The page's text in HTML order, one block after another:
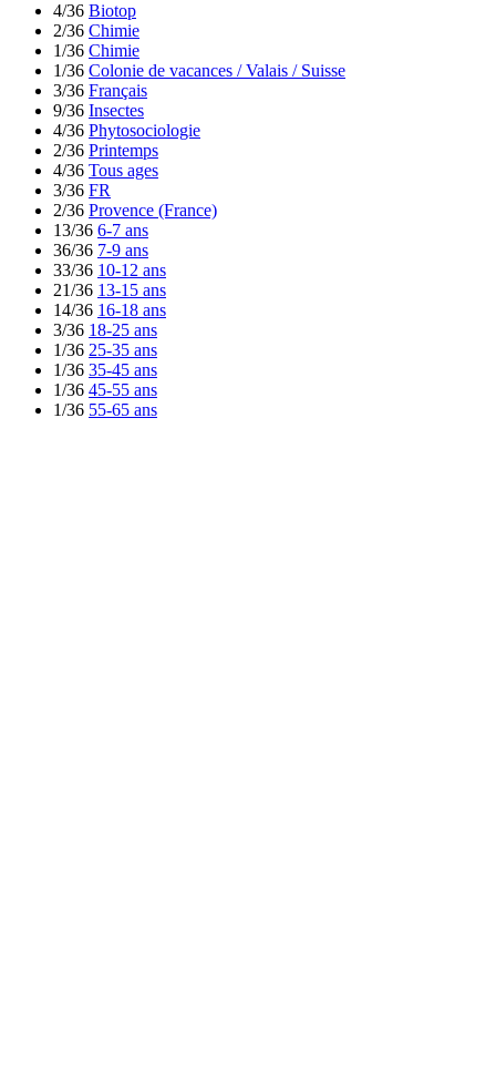
4/36 Biotop
2/36 Chimie
1/36 Chimie
1/36 Colonie de vacances / Valais / Suisse
3/36 Français
9/36 Insectes
4/36 Phytosociologie
2/36 Printemps
4/36 Tous ages
3/36 FR
2/36 Provence (France)
13/36 6-7 ans
36/36 7-9 ans
33/36 10-12 ans
21/36 13-15 ans
14/36 16-18 ans
3/36 18-25 ans
1/36 25-35 ans
1/36 35-45 ans
1/36 45-55 ans
1/36 55-65 ans